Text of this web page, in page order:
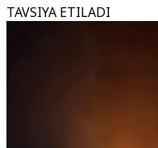
TAVSIYA ETILADI